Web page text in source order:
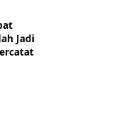
Jadi